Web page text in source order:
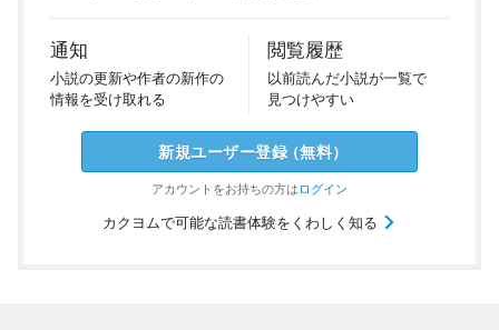
通知
小説の更新や作者の新作の
情報を受け取れる
閲覧履歴
以前読んだ小説が一覧で
見つけやすい
新規ユーザー登録（無料）
アカウントをお持ちの方はログイン
カクヨムで可能な読書体験をくわしく知る